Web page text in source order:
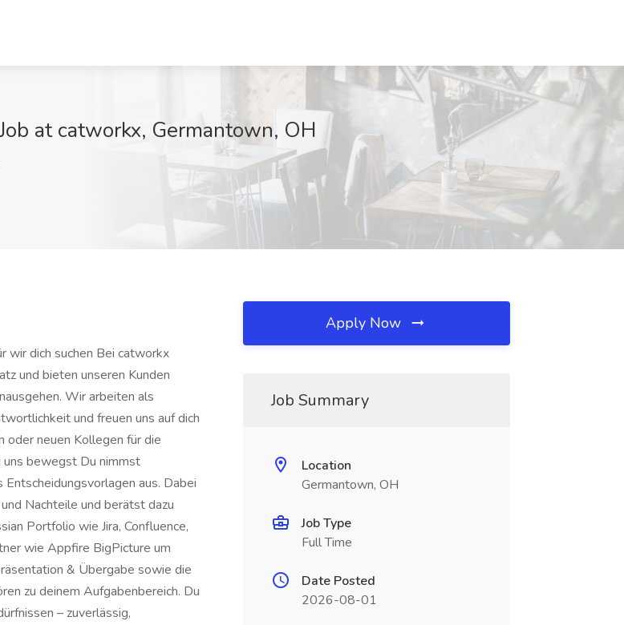
at catworkx, Germantown, OH
wir dich suchen Bei catworkx
und bieten unseren Kunden
Wir arbeiten als
und freuen uns auf dich
oder neuen Kollegen für die
uns bewegst Du nimmst
aus. Dabei
Nachteile und berätst dazu
Portfolio wie Jira, Confluence,
wie Appfire BigPicture um
& Übergabe sowie die
zu deinem Aufgabenbereich. Du
– zuverlässig,
Apply Now
Job Summary
Location
Germantown, OH
Job Type
Full Time
Date Posted
2026-08-01